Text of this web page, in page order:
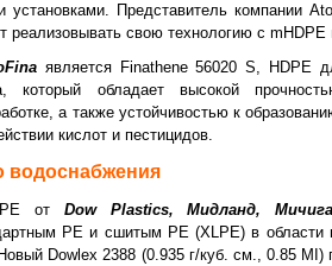
установками. Представитель компании
реализовывать свою технологию с
является Finathene 56020 S, HDPE
который обладает высокой
а также устойчивостью к
кислот и пестицидов.
водоснабжения
от Dow Plastics, Мидланд,
PE и сшитым PE (XLPE) в области
Dowlex 2388 (0.935 г/куб. см., 0.85 MI)